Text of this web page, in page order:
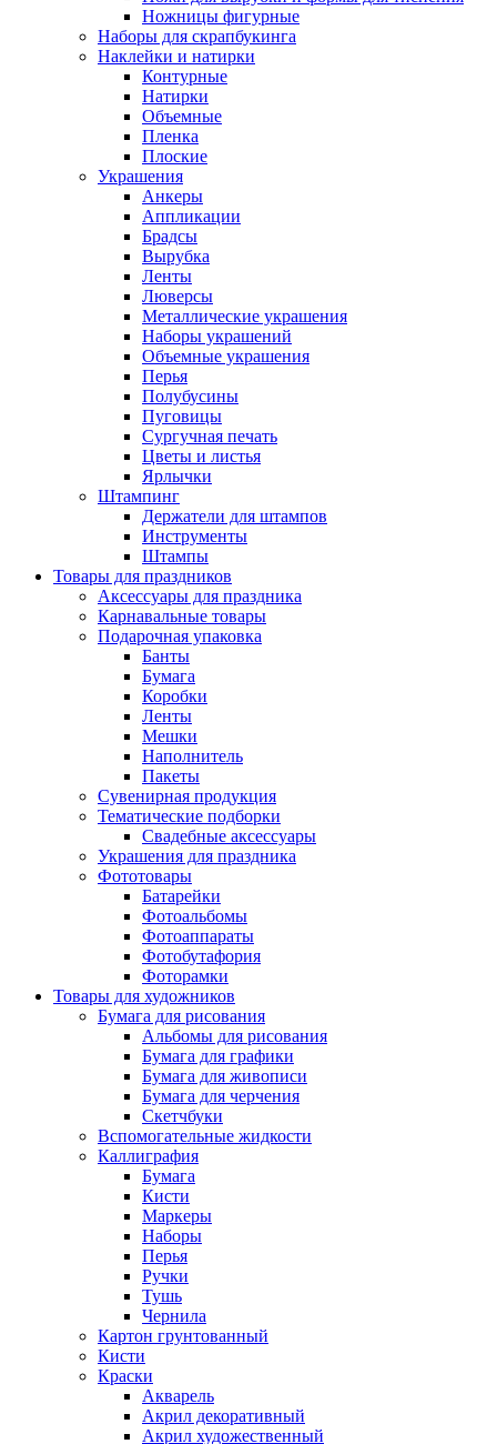
Ножницы фигурные
Наборы для скрапбукинга
Наклейки и натирки
Контурные
Натирки
Объемные
Пленка
Плоские
Украшения
Анкеры
Аппликации
Брадсы
Вырубка
Ленты
Люверсы
Металлические украшения
Наборы украшений
Объемные украшения
Перья
Полубусины
Пуговицы
Сургучная печать
Цветы и листья
Ярлычки
Штампинг
Держатели для штампов
Инструменты
Штампы
Товары для праздников
Аксессуары для праздника
Карнавальные товары
Подарочная упаковка
Банты
Бумага
Коробки
Ленты
Мешки
Наполнитель
Пакеты
Сувенирная продукция
Тематические подборки
Свадебные аксессуары
Украшения для праздника
Фототовары
Батарейки
Фотоальбомы
Фотоаппараты
Фотобутафория
Фоторамки
Товары для художников
Бумага для рисования
Альбомы для рисования
Бумага для графики
Бумага для живописи
Бумага для черчения
Скетчбуки
Вспомогательные жидкости
Каллиграфия
Бумага
Кисти
Маркеры
Наборы
Перья
Ручки
Тушь
Чернила
Картон грунтованный
Кисти
Краски
Акварель
Акрил декоративный
Акрил художественный